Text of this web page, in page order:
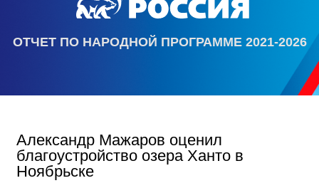
ОТЧЕТ ПО НАРОДНОЙ ПРОГРАММЕ 2021-2026
Александр Мажаров оценил
благоустройство озера Ханто в
Ноябрьске